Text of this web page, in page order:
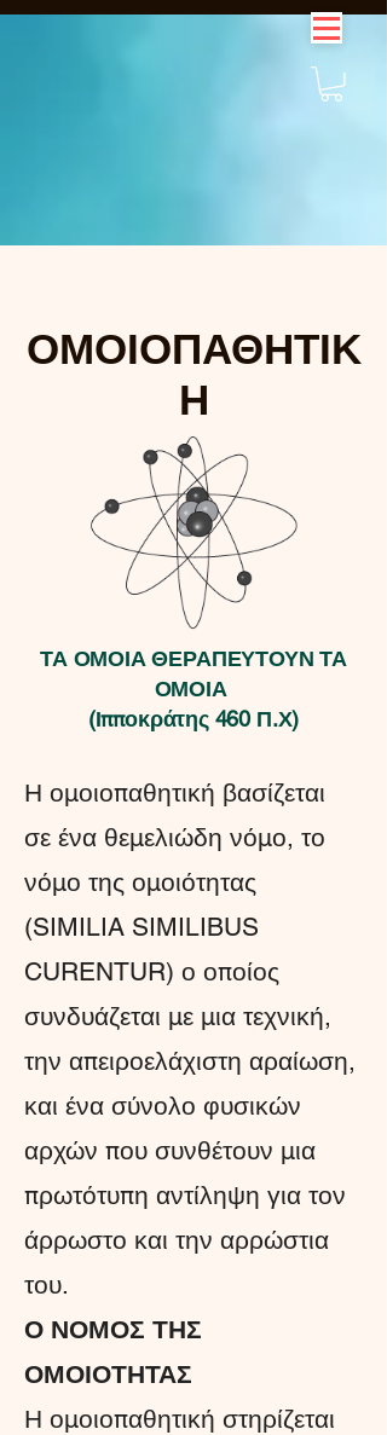
ΟΜΟΙΟΠΑΘΗΤΙΚ
Η
ΤΑ ΟΜΟΙΑ ΘΕΡΑΠΕΥΤΟΥΝ ΤΑ
ΟΜΟΙΑ
(Ιπποκράτης 460 Π.Χ)
Η ομοιοπαθητική βασίζεται
σε ένα θεμελιώδη νόμο, το
νόμο της ομοιότητας
(SIMILIA SIMILIBUS
CURENTUR) ο οποίος
συνδυάζεται με μια τεχνική,
την απειροελάχιστη αραίωση,
και ένα σύνολο φυσικών
αρχών που συνθέτουν μια
πρωτότυπη αντίληψη για τον
άρρωστο και την αρρώστια
του.
Ο ΝΟΜΟΣ ΤΗΣ
ΟΜΟΙΟΤΗΤΑΣ
Η ομοιοπαθητική στηρίζεται